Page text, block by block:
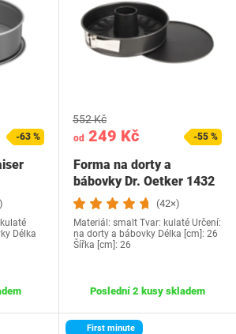
-63 %
Délka
od 249 Kč
552 Kč
-55 %
Forma na dorty a
bábovky Dr. Oetker 1432
(42×)
Materiál: smalt Tvar: kulaté Určení:
na dorty a bábovky Délka [cm]: 26
Šířka [cm]: 26
Poslední 2 kusy skladem
First minute